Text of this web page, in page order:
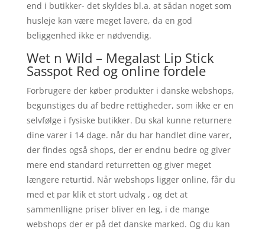
end i butikker- det skyldes bl.a. at sådan noget som
husleje kan være meget lavere, da en god
beliggenhed ikke er nødvendig.
Wet n Wild – Megalast Lip Stick
Sasspot Red og online fordele
Forbrugere der køber produkter i danske webshops,
begunstiges du af bedre rettigheder, som ikke er en
selvfølge i fysiske butikker. Du skal kunne returnere
dine varer i 14 dage. når du har handlet dine varer,
der findes også shops, der er endnu bedre og giver
mere end standard returretten og giver meget
længere returtid. Når webshops ligger online, får du
med et par klik et stort udvalg , og det at
sammenlligne priser bliver en leg, i de mange
webshops der er på det danske marked. Og du kan